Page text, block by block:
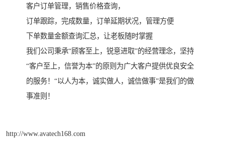
客户订单管理，销售价格查询，
订单跟踪，完成数量，订单延期状况，管理方便
下单数量金额查询汇总，让老板随时掌握
我们公司秉承“顾客至上，锐意进取”的经营理念，坚持
“客户至上，信誉为本”的原则为广大客户提供优良安全
的服务！“以人为本，诚实做人，诚信做事”是我们的做
事准则！
http://www.avatech168.com